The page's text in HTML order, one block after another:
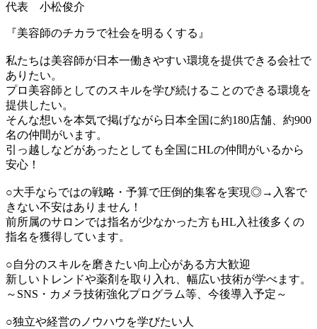
代表 小松俊介
『美容師のチカラで社会を明るくする』
私たちは美容師が日本一働きやすい環境を提供できる会社で
ありたい。
プロ美容師としてのスキルを学び続けることのできる環境を
提供したい。
そんな想いを本気で掲げながら日本全国に約180店舗、約900
名の仲間がいます。
引っ越しなどがあったとしても全国にHLの仲間がいるから
安心！
○大手ならではの戦略・予算で圧倒的集客を実現◎→入客で
きない不安はありません！
前所属のサロンでは指名が少なかった方もHL入社後多くの
指名を獲得しています。
○自分のスキルを磨きたい向上心がある方大歓迎
新しいトレンドや薬剤を取り入れ、幅広い技術が学べます。
～SNS・カメラ技術強化プログラム等、今後導入予定～
○独立や経営のノウハウを学びたい人